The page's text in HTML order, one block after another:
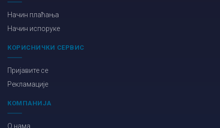
Начин плаћања
Начин испоруке
КОРИСНИЧКИ СЕРВИС
Пријавите се
Рекламације
КОМПАНИЈА
О нама